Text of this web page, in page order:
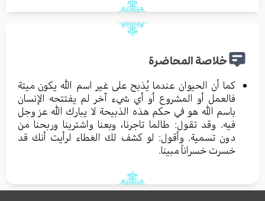
خلاصة المحاضرة
كما أن الحيوان عندما يُذبح على غير اسم الله يكون ميتة
فالعمل أو المشروع أو أي شيء آخر لم يفتتحه الإنسان
باسم الله هو في حكم هذه الذبيحة لا يبارك الله عز وجل
فيه. وقد تقول: طالما تاجرنا، وبعنا واشترينا وربحنا من
دون تسمية. وأقول: لو كشف لك الغطاء لرأيت أنك قد
خسرت خسراناً مبينا.